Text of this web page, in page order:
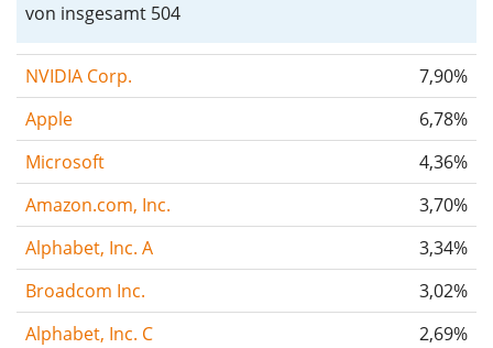
von insgesamt 504
NVIDIA Corp.
7,90%
Apple
6,78%
Microsoft
4,36%
Amazon.com, Inc.
3,70%
Alphabet, Inc. A
3,34%
Broadcom Inc.
3,02%
Alphabet, Inc. C
2,69%